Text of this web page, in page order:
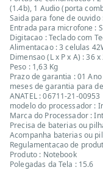
(1.4b), 1 Audio (porta
Saida para fone de ouvido
Entrada para microfone :
Digitacao : Teclado com
Alimentacao : 3 celulas
Dimensao (L x P x A) : 36
Peso : 1,63 Kg
Prazo de garantia : 01
meses de garantia para
ANATEL : 06711-21-00953
modelo do processador :
Marca do Processador :
Precisa de baterias ou
Acompanha baterias ou
Regulamentacao de
Produto : Notebook
Polegadas da Tela : 15.6